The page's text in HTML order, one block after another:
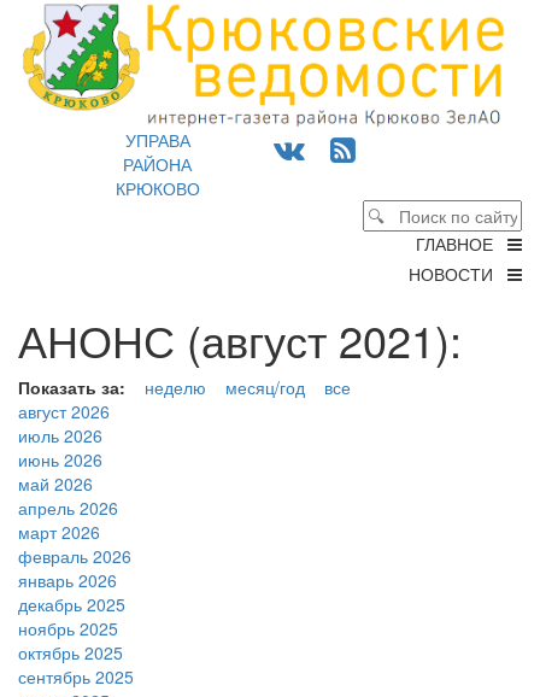
УПРАВА
РАЙОНА
КРЮКОВО
ГЛАВНОЕ
НОВОСТИ
АНОНС (август 2021):
Показать за: неделю месяц/год
все
август 2026
июль 2026
июнь 2026
май 2026
апрель 2026
март 2026
февраль 2026
январь 2026
декабрь 2025
ноябрь 2025
октябрь 2025
сентябрь 2025